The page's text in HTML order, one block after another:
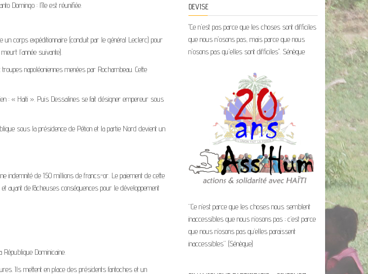
Domingo : l’île est réunifiée.
un corps expéditionnaire (conduit par le général Leclerc) pour
l’année suivante).
napoléoniennes menées par Rochambeau. Cette
: « Haïti ». Puis Dessalines se fait désigner empereur sous
sous la présidence de Pétion et la partie Nord devient un
indemnité de 150 millions de francs-or. Le paiement de cette
ayant de fâcheuses conséquences pour le développement
Dominicaine.
Ils mettent en place des présidents fantoches et un
DEVISE
"Ce n'est pas parce que les choses sont difficiles
que nous n'osons pas, mais parce que nous
n'osons pas qu'elles sont difficiles". Sénèque
“Ce n’est parce que les choses nous semblent
inaccessibles que nous n’osons pas ; c’est parce
que nous n’osons pas qu’elles paraissent
inaccessibles” (Sénèque)